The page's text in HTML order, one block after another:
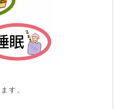
す。